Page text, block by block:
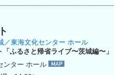
／東海文化センター ホール
ふるさと帰省ライブ〜茨城編〜」
ンター ホール